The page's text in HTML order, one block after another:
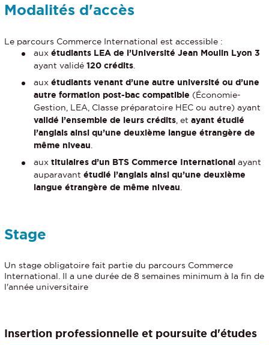
Modalités d'accès
Le parcours Commerce International est accessible :
aux étudiants LEA de l’Université Jean Moulin Lyon 3
ayant validé 120 crédits
aux étudiants venant d’une autre université ou d’une
autre formation post-bac compatible (Économie-
Gestion, LEA, Classe préparatoire HEC ou autre) ayant
validé l’ensemble de leurs crédits , et ayant étudié
l’anglais ainsi qu’une deuxième langue étrangère de
même niveau
aux titulaires d’un BTS Commerce International ayant
auparavant étudié l’anglais ainsi qu’une deuxième
langue étrangère de même niveau
Stage
Un stage obligatoire fait partie du parcours Commerce
International. Il a une durée de 8 semaines minimum à la fin de
l'année universitaire
Insertion professionnelle et poursuite d'études